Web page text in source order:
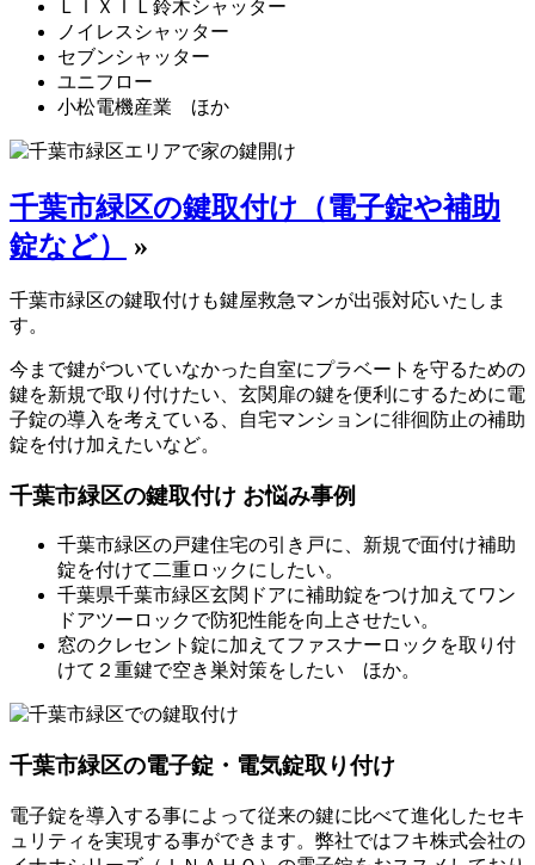
ＬＩＸＩＬ鈴木シャッター
ノイレスシャッター
セブンシャッター
ユニフロー
小松電機産業 ほか
千葉市緑区の鍵取付け（電子錠や補助
錠など）
»
千葉市緑区の鍵取付けも鍵屋救急マンが出張対応いたしま
す。
今まで鍵がついていなかった自室にプラベートを守るための
鍵を新規で取り付けたい、玄関扉の鍵を便利にするために電
子錠の導入を考えている、自宅マンションに徘徊防止の補助
錠を付け加えたいなど。
千葉市緑区の鍵取付け お悩み事例
千葉市緑区の戸建住宅の引き戸に、新規で面付け補助
錠を付けて二重ロックにしたい。
千葉県千葉市緑区玄関ドアに補助錠をつけ加えてワン
ドアツーロックで防犯性能を向上させたい。
窓のクレセント錠に加えてファスナーロックを取り付
けて２重鍵で空き巣対策をしたい ほか。
千葉市緑区の電子錠・電気錠取り付け
電子錠を導入する事によって従来の鍵に比べて進化したセキ
ュリティを実現する事ができます。弊社ではフキ株式会社の